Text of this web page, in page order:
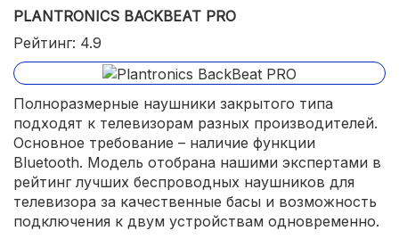
PLANTRONICS BACKBEAT PRO
Рейтинг: 4.9
Полноразмерные наушники закрытого типа
подходят к телевизорам разных производителей.
Основное требование – наличие функции
Bluetooth. Модель отобрана нашими экспертами в
рейтинг лучших беспроводных наушников для
телевизора за качественные басы и возможность
подключения к двум устройствам одновременно.